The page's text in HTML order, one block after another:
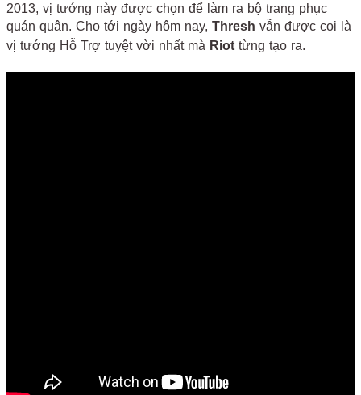
2013, vị tướng này được chọn để làm ra bộ trang phục
quán quân. Cho tới ngày hôm nay, Thresh vẫn được coi là
vị tướng Hỗ Trợ tuyệt vời nhất mà Riot từng tạo ra.